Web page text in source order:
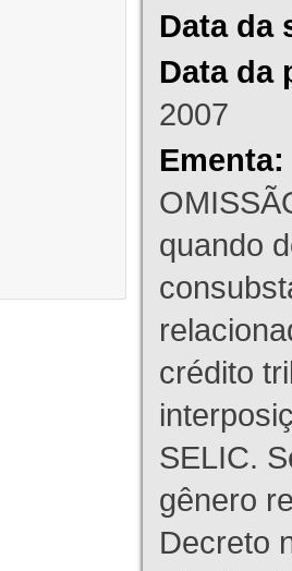
Data da
Data da
2007
Ementa:
quando
crédito
SELIC.
gênero
Decreto